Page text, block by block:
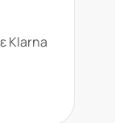
Klarna